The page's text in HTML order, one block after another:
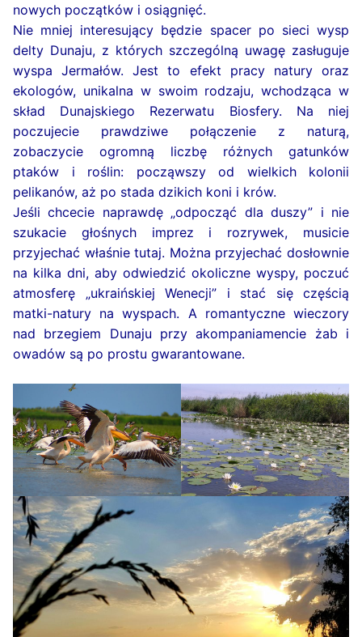
nowych początków i osiągnięć.
Nie mniej interesujący będzie spacer po sieci wysp
delty Dunaju, z których szczególną uwagę zasługuje
wyspa Jermałów. Jest to efekt pracy natury oraz
ekologów, unikalna w swoim rodzaju, wchodząca w
skład Dunajskiego Rezerwatu Biosfery. Na niej
poczujecie prawdziwe połączenie z naturą,
zobaczycie ogromną liczbę różnych gatunków
ptaków i roślin: począwszy od wielkich kolonii
pelikanów, aż po stada dzikich koni i krów.
Jeśli chcecie naprawdę „odpocząć dla duszy” i nie
szukacie głośnych imprez i rozrywek, musicie
przyjechać właśnie tutaj. Można przyjechać dosłownie
na kilka dni, aby odwiedzić okoliczne wyspy, poczuć
atmosferę „ukraińskiej Wenecji” i stać się częścią
matki-natury na wyspach. A romantyczne wieczory
nad brzegiem Dunaju przy akompaniamencie żab i
owadów są po prostu gwarantowane.